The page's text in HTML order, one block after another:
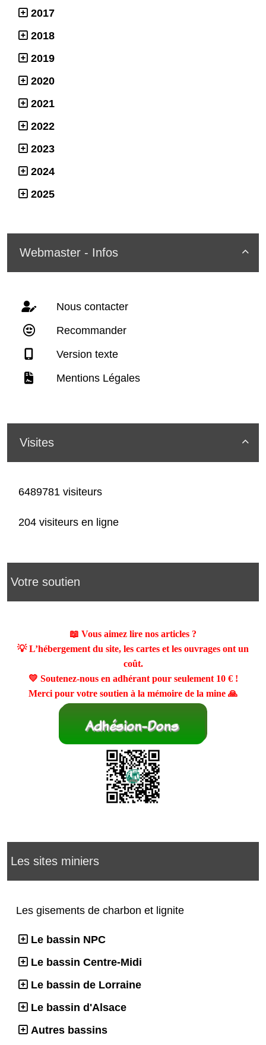
2017
2018
2019
2020
2021
2022
2023
2024
2025

Webmaster - Infos
Nous contacter
Recommander
Version texte
Mentions Légales

Visites
6489781 visiteurs
204 visiteurs en ligne
Votre soutien
📖 Vous aimez lire nos articles ?
💡 L’hébergement du site, les cartes et les ouvrages ont un
coût.
💛 Soutenez-nous en adhérant pour seulement 10 €!
Merci pour votre soutien à la mémoire de la mine 🙏
Les sites miniers
Les gisements de charbon et lignite
Le bassin NPC
Le bassin Centre-Midi
Le bassin de Lorraine
Le bassin d'Alsace
Autres bassins